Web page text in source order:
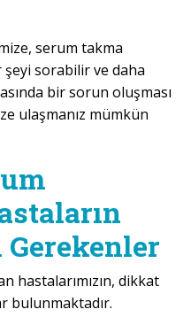
serum takma
sorabilir ve daha
bir sorun oluşması
ulaşmanız mümkün
hastalarımızın, dikkat
bulunmaktadır.